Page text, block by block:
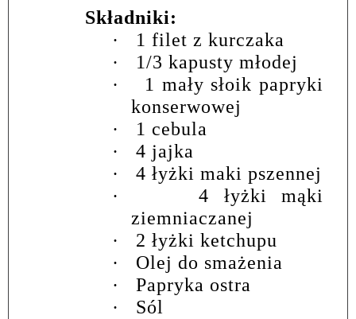
Składniki:
·
1 filet z kurczaka
·
1/3 kapusty młodej
·
1 mały słoik papryki
konserwowej
·
1 cebula
·
4 jajka
·
4 łyżki maki pszennej
·
4 łyżki mąki
ziemniaczanej
·
2 łyżki ketchupu
·
Olej do smażenia
·
Papryka ostra
·
Sól